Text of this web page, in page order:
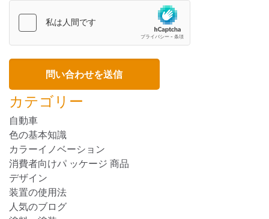
カテゴリー
自動車
色の基本知識
カラーイノベーション
消費者向けパ ッケージ 商品
デザイン
装置の使用法
人気のブログ